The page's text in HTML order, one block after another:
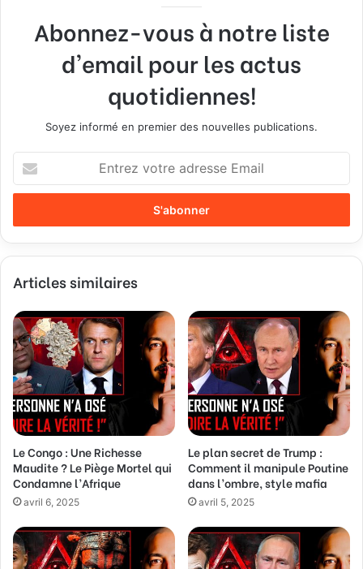
Abonnez-vous à notre liste
d'email pour les actus
quotidiennes!
Soyez informé en premier des nouvelles publications.
t
e
z
o
r
e
a
d
r
e
s
s
e
E
m
a
l
Articles similaires
Le Congo : Une Richesse
Maudite ? Le Piège Mortel qui
Condamne l’Afrique
avril 6, 2025
Le plan secret de Trump :
Comment il manipule Poutine
dans l’ombre, style mafia
avril 5, 2025